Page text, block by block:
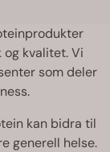
kvalitet. Vi
som deler
kan bidra til
generell helse.